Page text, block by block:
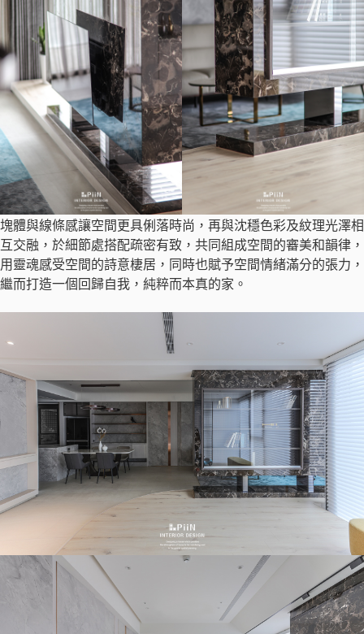
塊體與線條感讓空間更具俐落時尚，再與沈穩色彩及紋理光澤相
互交融，於細節處搭配疏密有致，共同組成空間的審美和韻律，
用靈魂感受空間的詩意棲居，同時也賦予空間情緒滿分的張力，
繼而打造一個回歸自我，純粹而本真的家。